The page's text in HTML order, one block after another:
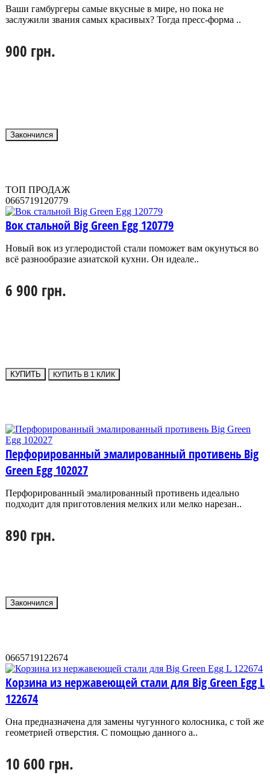
Ваши гамбургеры самые вкусные в мире, но пока не
заслужили звания самых красивых? Тогда пресс-форма ..
900 грн.
Закончился
ТОП ПРОДАЖ
0665719120779
Вок стальной Big Green Egg 120779
Новый вок из углеродистой стали поможет вам окунуться во
всё разнообразие азиатской кухни. Он идеале..
6 900 грн.
КУПИТЬ КУПИТЬ В 1 КЛИК
Перфорированный эмалированный противень Big
Green Egg 102027
Перфорированный эмалированный противень идеально
подходит для приготовления мелких или мелко нарезан..
890 грн.
Закончился
0665719122674
Корзина из нержавеющей стали для Big Green Egg L
122674
Она предназначена для замены чугунного колосника, с той же
геометрией отверстия. С помощью данного а..
10 600 грн.